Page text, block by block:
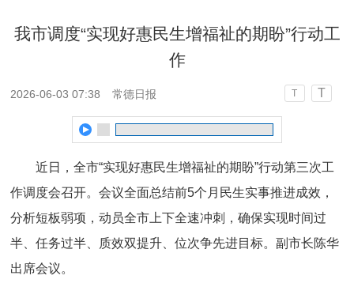
我市调度“实现好惠民生增福祉的期盼”行动工
作
2026-06-03 07:38 常德日报 T T
近日，全市“实现好惠民生增福祉的期盼”行动第三次工
作调度会召开。会议全面总结前5个月民生实事推进成效，
分析短板弱项，动员全市上下全速冲刺，确保实现时间过
半、任务过半、质效双提升、位次争先进目标。副市长陈华
出席会议。